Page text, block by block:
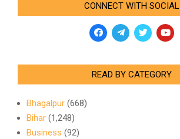
CONNECT WITH SOCIAL
READ BY CATEGORY
Bhagalpur (668)
Bihar (1,248)
Business (92)